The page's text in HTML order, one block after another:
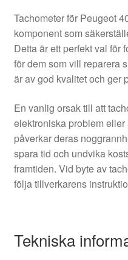
Tachometer för Peugeot
komponent som
Detta är ett perfekt val för
för dem som vill reparera
är av god kvalitet och ger
En vanlig orsak till att
elektroniska problem
påverkar deras
spara tid och undvika
framtiden. Vid byte av
följa tillverkarens
Tekniska